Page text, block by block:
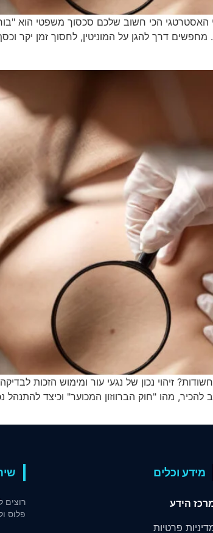
הוא הכלי האסטרטגי הכי חשוב שלכם סכסוך משפטי
דרך להגן על המוניטין, לחסוך זמן יקר
שומות חשודות? זיהוי נכון של נגעי עור ומימוש הזכות
מהו "חוק הברווזון המכוער" וכיצד להתנהל
מידע וכלים
הידע
פרטיות
רוצים
פלוס